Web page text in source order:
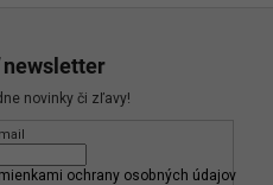
newsletter
novinky či zľavy!
ochrany osobných údajov